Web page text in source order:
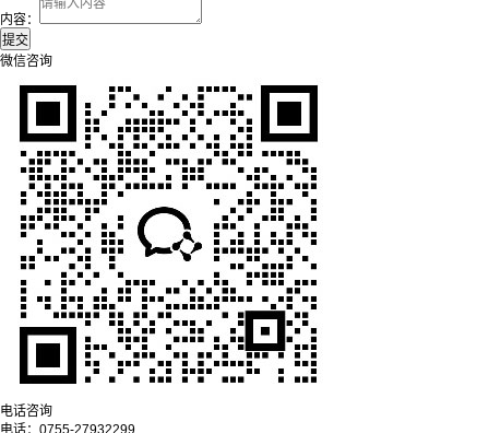
内容：
微信咨询
电话咨询